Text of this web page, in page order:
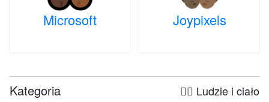
Microsoft Joypixels
Kategoria 🤦‍♀️ Ludzie i ciało